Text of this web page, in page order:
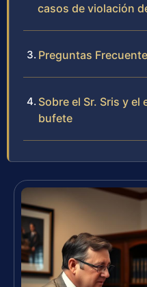
casos de violación
Preguntas
Sobre el Sr. Sris y
bufete